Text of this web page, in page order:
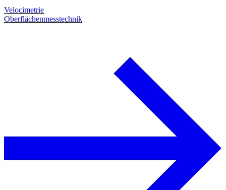
Velocimetrie
Oberflächenmesstechnik